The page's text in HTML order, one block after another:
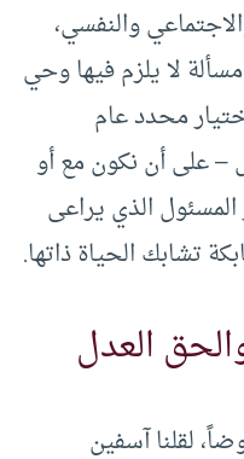
والنفسي،
مسألة لا يلزم فيها وحي
محدد عام
– على أن نكون مع أو
المسئول الذي يراعى
تشابك الحياة ذاتها.
العدل
لقلنا آسفين